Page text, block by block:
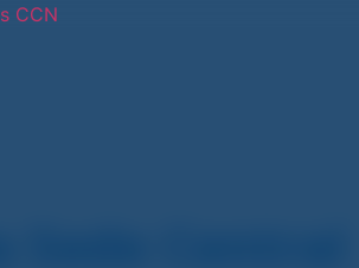
CCN
Central